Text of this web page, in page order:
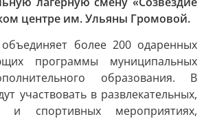
центре им. Ульяны Громовой.
более 200 одаренных
программы муниципальных
образования. В
участвовать в развлекательных,
и спортивных мероприятиях,